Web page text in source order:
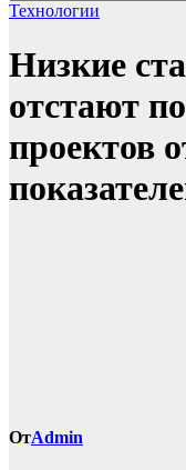
Технологии
Низкие
отстают
проектов
ОтAdmin